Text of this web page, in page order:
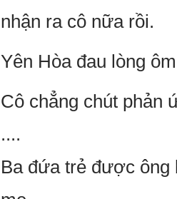
nhận ra cô nữa rồi.
Yên Hòa đau lòng
Cô chẳng chút phản
....
Ba đứa trẻ được ông